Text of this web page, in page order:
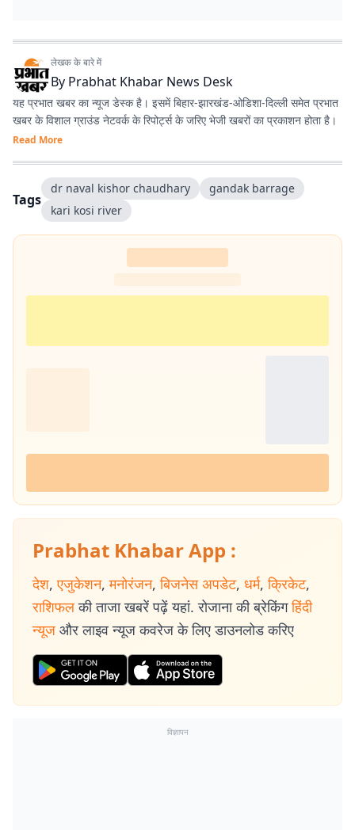
लेखक के बारे में
By Prabhat Khabar News Desk
यह प्रभात खबर का न्यूज डेस्क है। इसमें बिहार-झारखंड-ओडिशा-दिल्‍ली समेत प्रभात
खबर के विशाल ग्राउंड नेटवर्क के रिपोर्ट्स के जरिए भेजी खबरों का प्रकाशन होता है।
Read More
Tags
dr naval kishor chaudhary
gandak barrage
kari kosi river
Prabhat Khabar App :
देश, एजुकेशन, मनोरंजन, बिजनेस अपडेट, धर्म, क्रिकेट,
राशिफल की ताजा खबरें पढ़ें यहां. रोजाना की ब्रेकिंग हिंदी
न्यूज और लाइव न्यूज कवरेज के लिए डाउनलोड करिए
विज्ञापन